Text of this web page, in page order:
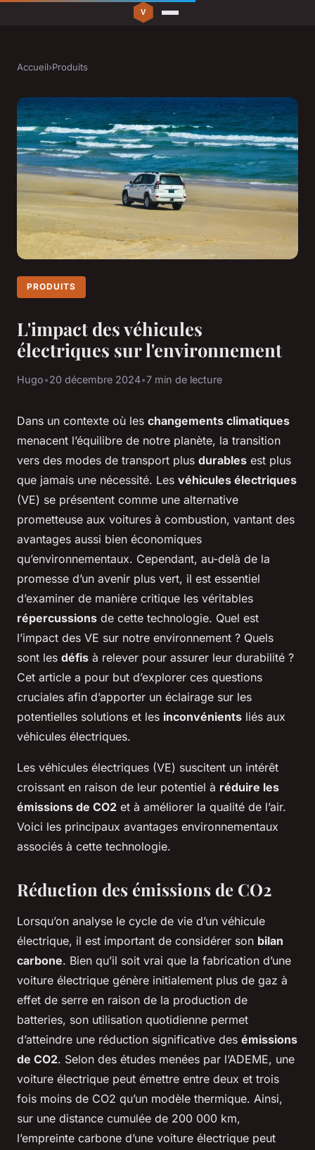
Accueil›Produits
PRODUITS
L'impact des véhicules
électriques sur l'environnement
Hugo•20 décembre 2024•7 min de lecture
Dans un contexte où les changements climatiques
menacent l’équilibre de notre planète, la transition
vers des modes de transport plus durables est plus
que jamais une nécessité. Les véhicules électriques
(VE) se présentent comme une alternative
prometteuse aux voitures à combustion, vantant des
avantages aussi bien économiques
qu’environnementaux. Cependant, au-delà de la
promesse d’un avenir plus vert, il est essentiel
d’examiner de manière critique les véritables
répercussions de cette technologie. Quel est
l’impact des VE sur notre environnement ? Quels
sont les défis à relever pour assurer leur durabilité ?
Cet article a pour but d’explorer ces questions
cruciales afin d’apporter un éclairage sur les
potentielles solutions et les inconvénients liés aux
véhicules électriques.
Les véhicules électriques (VE) suscitent un intérêt
croissant en raison de leur potentiel à réduire les
émissions de CO2 et à améliorer la qualité de l’air.
Voici les principaux avantages environnementaux
associés à cette technologie.
Réduction des émissions de CO2
Lorsqu’on analyse le cycle de vie d’un véhicule
électrique, il est important de considérer son bilan
carbone. Bien qu’il soit vrai que la fabrication d’une
voiture électrique génère initialement plus de gaz à
effet de serre en raison de la production de
batteries, son utilisation quotidienne permet
d’atteindre une réduction significative des émissions
de CO2. Selon des études menées par l’ADEME, une
voiture électrique peut émettre entre deux et trois
fois moins de CO2 qu’un modèle thermique. Ainsi,
sur une distance cumulée de 200 000 km,
l’empreinte carbone d’une voiture électrique peut